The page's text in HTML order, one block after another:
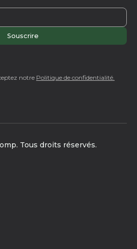
notre Politique de confidentialité.
Tous droits réservés.